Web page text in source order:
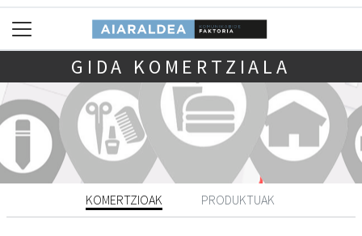
GIDA KOMERTZIALA
KOMERTZIOAK PRODUKTUAK